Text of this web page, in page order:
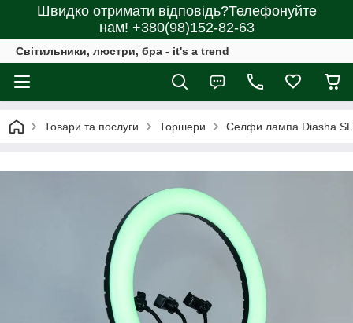
Швидко отримати відповідь?Телефонуйте
нам! +380(98)152-82-63
Світильники, люстри, бра - it's a trend
Товари та послуги Торшери Селфи лампа Diasha